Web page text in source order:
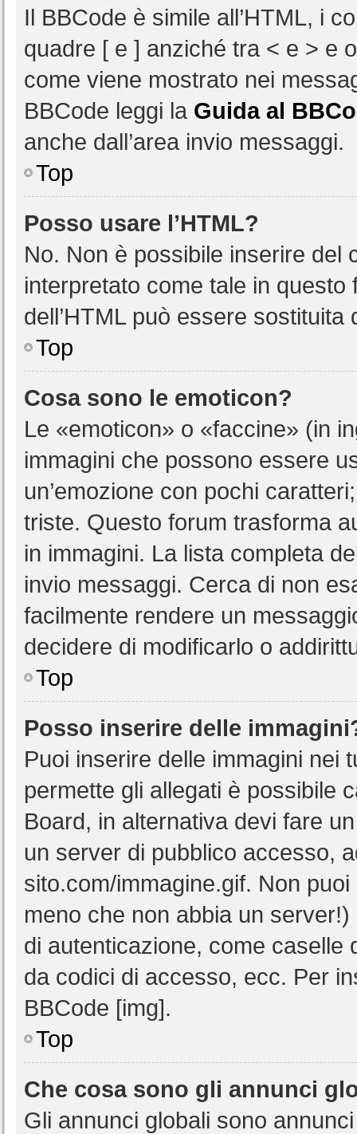
Il BBCode è simile all’HTML, i
quadre [ e ] anziché tra < e > e
come viene mostrato nei
BBCode leggi la Guida al
anche dall’area invio messaggi.
Top
Posso usare l’HTML?
No. Non è possibile inserire del
interpretato come tale in
dell’HTML può essere sostituita
Top
Cosa sono le emoticon?
Le «emoticon» o «faccine» (in
immagini che possono essere
un’emozione con pochi
triste. Questo forum trasforma
in immagini. La lista completa
invio messaggi. Cerca di non
facilmente rendere un
decidere di modificarlo o
Top
Posso inserire delle
Puoi inserire delle immagini nei
permette gli allegati è possibile
Board, in alternativa devi fare
un server di pubblico accesso,
sito.com/immagine.gif. Non
meno che non abbia un
di autenticazione, come caselle
da codici di accesso, ecc. Per
BBCode [img].
Top
Che cosa sono gli annunci
Gli annunci globali sono